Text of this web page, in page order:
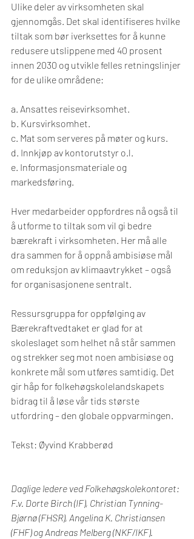
Ulike deler av virksomheten skal
gjennomgås. Det skal identifiseres hvilke
tiltak som bør iverksettes for å kunne
redusere utslippene med 40 prosent
innen 2030 og utvikle felles retningslinjer
for de ulike områdene:
a. Ansattes reisevirksomhet.
b. Kursvirksomhet.
c. Mat som serveres på møter og kurs.
d. Innkjøp av kontorutstyr o.l.
e. Informasjonsmateriale og
markedsføring.
Hver medarbeider oppfordres nå også til
å utforme to tiltak som vil gi bedre
bærekraft i virksomheten. Her må alle
dra sammen for å oppnå ambisiøse mål
om reduksjon av klimaavtrykket – også
for organisasjonene sentralt.
Ressursgruppa for oppfølging av
Bærekraftvedtaket er glad for at
skoleslaget som helhet nå står sammen
og strekker seg mot noen ambisiøse og
konkrete mål som utføres samtidig. Det
gir håp for folkehøgskolelandskapets
bidrag til å løse vår tids største
utfordring – den globale oppvarmingen.
Tekst: Øyvind Krabberød
Daglige ledere ved Folkehøgskolekontoret:
F.v. Dorte Birch (IF), Christian Tynning-
Bjørnø (FHSR), Angelina K. Christiansen
(FHF) og Andreas Melberg (NKF/IKF).